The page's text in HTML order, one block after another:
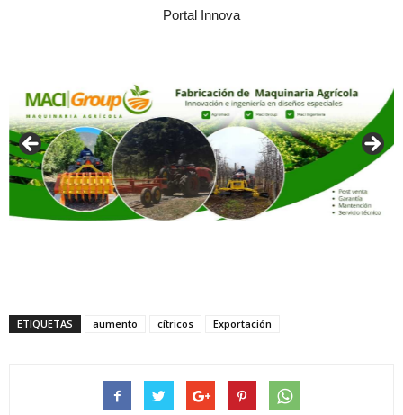
Portal Innova
ETIQUETAS aumento cítricos Exportación